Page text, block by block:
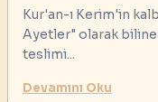
Kur'an-ı Kerim'in
Ayetler" olarak
teslimi...
Devamını Oku